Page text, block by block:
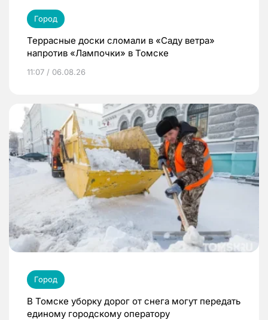
Город
Террасные доски сломали в «Саду ветра»
напротив «Лампочки» в Томске
11:07 / 06.08.26
Город
В Томске уборку дорог от снега могут передать
единому городскому оператору